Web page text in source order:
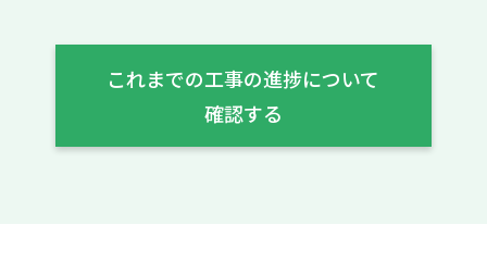
これまでの工事の進捗について
確認する